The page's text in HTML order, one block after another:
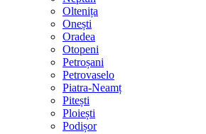
Oltenița
Onești
Oradea
Otopeni
Petroșani
Petrovaselo
Piatra-Neamț
Pitești
Ploiești
Podișor